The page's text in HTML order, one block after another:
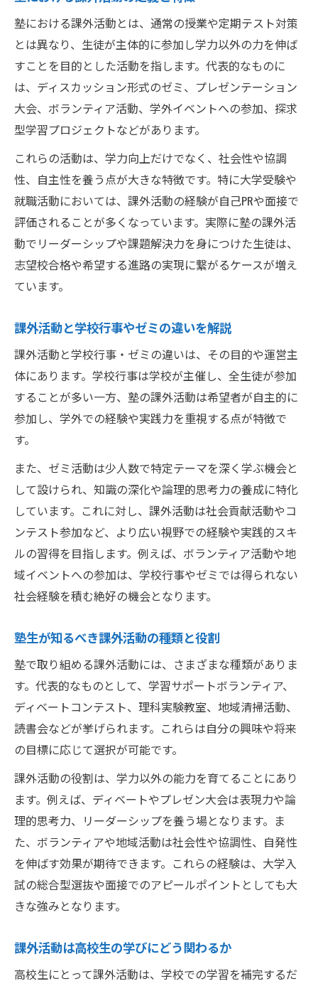
塾における課外活動とは、通常の授業や定期テスト対策
とは異なり、生徒が主体的に参加し学力以外の力を伸ば
すことを目的とした活動を指します。代表的なものに
は、ディスカッション形式のゼミ、プレゼンテーション
大会、ボランティア活動、学外イベントへの参加、探求
型学習プロジェクトなどがあります。
これらの活動は、学力向上だけでなく、社会性や協調
性、自主性を養う点が大きな特徴です。特に大学受験や
就職活動においては、課外活動の経験が自己PRや面接で
評価されることが多くなっています。実際に塾の課外活
動でリーダーシップや課題解決力を身につけた生徒は、
志望校合格や希望する進路の実現に繋がるケースが増え
ています。
課外活動と学校行事やゼミの違いを解説
課外活動と学校行事・ゼミの違いは、その目的や運営主
体にあります。学校行事は学校が主催し、全生徒が参加
することが多い一方、塾の課外活動は希望者が自主的に
参加し、学外での経験や実践力を重視する点が特徴で
す。
また、ゼミ活動は少人数で特定テーマを深く学ぶ機会と
して設けられ、知識の深化や論理的思考力の養成に特化
しています。これに対し、課外活動は社会貢献活動やコ
ンテスト参加など、より広い視野での経験や実践的スキ
ルの習得を目指します。例えば、ボランティア活動や地
域イベントへの参加は、学校行事やゼミでは得られない
社会経験を積む絶好の機会となります。
塾生が知るべき課外活動の種類と役割
塾で取り組める課外活動には、さまざまな種類がありま
す。代表的なものとして、学習サポートボランティア、
ディベートコンテスト、理科実験教室、地域清掃活動、
読書会などが挙げられます。これらは自分の興味や将来
の目標に応じて選択が可能です。
課外活動の役割は、学力以外の能力を育てることにあり
ます。例えば、ディベートやプレゼン大会は表現力や論
理的思考力、リーダーシップを養う場となります。ま
た、ボランティアや地域活動は社会性や協調性、自発性
を伸ばす効果が期待できます。これらの経験は、大学入
試の総合型選抜や面接でのアピールポイントとしても大
きな強みとなります。
課外活動は高校生の学びにどう関わるか
高校生にとって課外活動は、学校での学習を補完するだ